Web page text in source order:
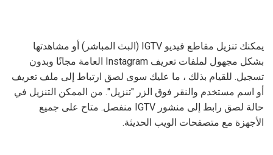
يمكنك تنزيل مقاطع فيديو IGTV (البث المباشر) أو مشاهدتها
بشكل مجهول لملفات تعريف Instagram العامة مجانًا وبدون
تسجيل. للقيام بذلك ، ما عليك سوى لصق ارتباط إلى ملف تعريف
أو اسم مستخدم والنقر فوق الزر "تنزيل". من الممكن التنزيل في
حالة لصق رابط إلى منشور IGTV منفصل. متاح على جميع
الأجهزة مع متصفحات الويب الحديثة.